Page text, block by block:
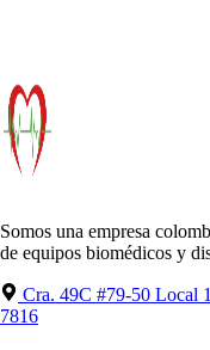
Somos una empresa
de equipos biomédicos y
Cra. 49C #79-50 Local
7816